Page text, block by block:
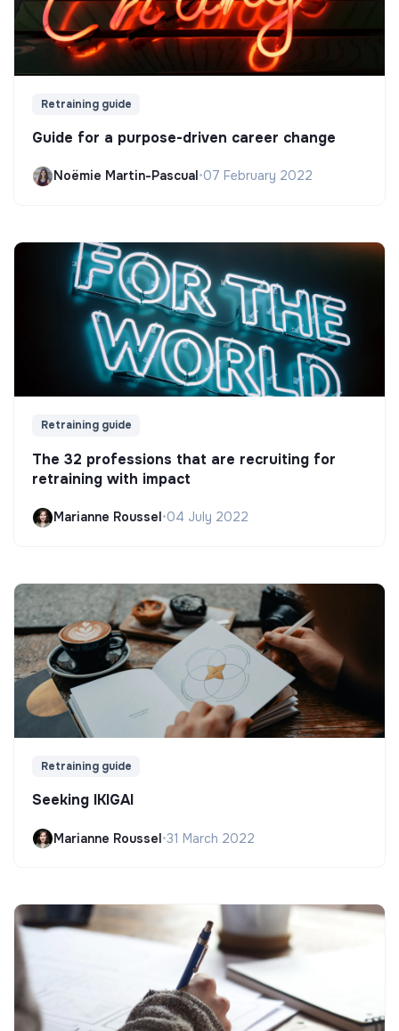
Retraining guide
Guide for a purpose-driven career change
Noëmie Martin-Pascual •07 February 2022
Retraining guide
The 32 professions that are recruiting for
retraining with impact
Marianne Roussel•04 July 2022
Retraining guide
Seeking IKIGAI
Marianne Roussel•31 March 2022